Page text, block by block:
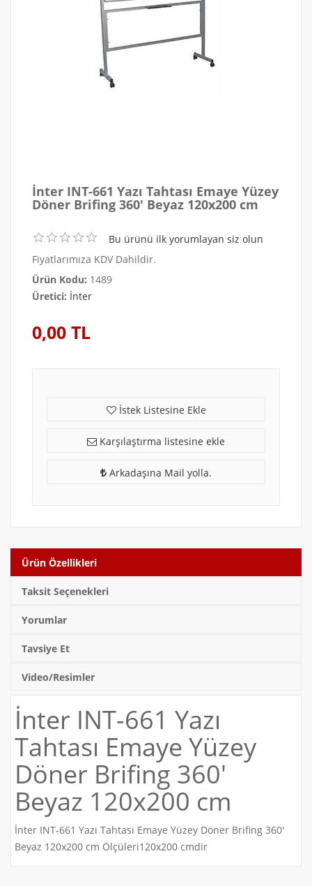
İnter INT-661 Yazı Tahtası Emaye Yüzey
Döner Brifing 360' Beyaz 120x200 cm
Bu ürünü ilk yorumlayan siz olun
Fiyatlarımıza KDV Dahildir.
Ürün Kodu: 1489
Üretici: İnter
0,00 TL
İstek Listesine Ekle
Karşılaştırma listesine ekle
Arkadaşına Mail yolla.
Ürün Özellikleri
Taksit Seçenekleri
Yorumlar
Tavsiye Et
Video/Resimler
İnter INT-661 Yazı
Tahtası Emaye Yüzey
Döner Brifing 360'
Beyaz 120x200 cm
İnter INT-661 Yazı Tahtası Emaye Yüzey Döner Brifing 360'
Beyaz 120x200 cm Ölçüleri120x200 cmdir